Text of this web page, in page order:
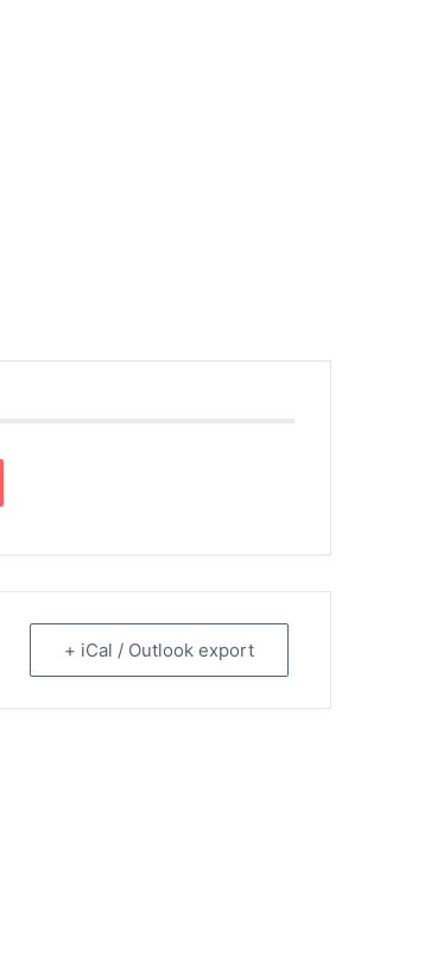
+ iCal / Outlook export